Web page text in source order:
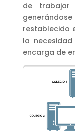
de trabajar
generándose
restablecido
la
encarga de